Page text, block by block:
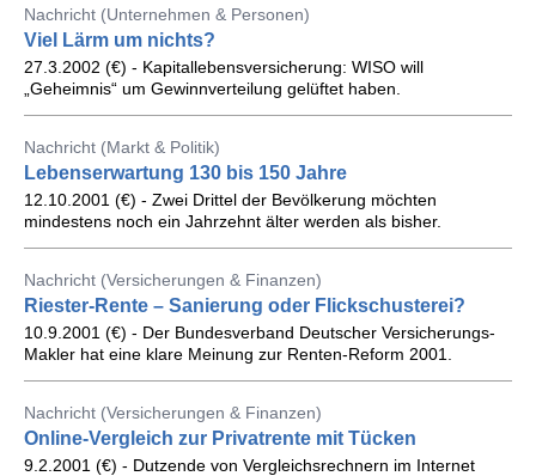
Nachricht (Unternehmen & Personen)
Viel Lärm um nichts?
27.3.2002 (€) - Kapitallebensversicherung: WISO will
„Geheimnis“ um Gewinnverteilung gelüftet haben.
Nachricht (Markt & Politik)
Lebenserwartung 130 bis 150 Jahre
12.10.2001 (€) - Zwei Drittel der Bevölkerung möchten
mindestens noch ein Jahrzehnt älter werden als bisher.
Nachricht (Versicherungen & Finanzen)
Riester-Rente – Sanierung oder Flickschusterei?
10.9.2001 (€) - Der Bundesverband Deutscher Versicherungs-
Makler hat eine klare Meinung zur Renten-Reform 2001.
Nachricht (Versicherungen & Finanzen)
Online-Vergleich zur Privatrente mit Tücken
9.2.2001 (€) - Dutzende von Vergleichsrechnern im Internet